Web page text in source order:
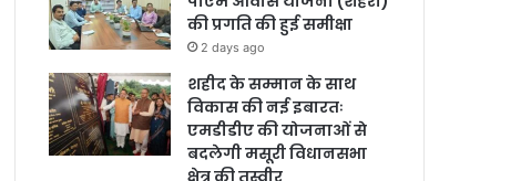
की प्रगति की हुई समीक्षा
2 days ago
शहीद के सम्मान के साथ
विकास की नई इबारतः
एमडीडीए की योजनाओं से
बदलेगी मसूरी विधानसभा
क्षेत्र की तस्वीर